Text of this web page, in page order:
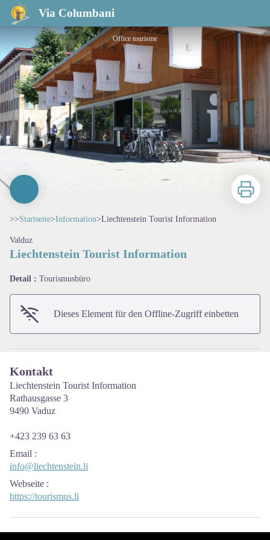
Via Columbani
Liechtenstein Tourist Information
Office tourisme
Zu
>>Startseite>Information>Liechtenstein Tourist Information
Valduz
Liechtenstein Tourist Information
Detail : Tourismusbüro
Dieses Element für den Offline-Zugriff einbetten
Kontakt
Liechtenstein Tourist Information
Rathausgasse 3
9490 Vaduz
+423 239 63 63
Email :
info@liechtenstein.li
Webseite :
https://tourismus.li